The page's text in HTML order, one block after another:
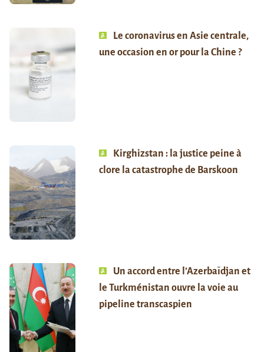
Le coronavirus en Asie centrale,
une occasion en or pour la Chine ?
Kirghizstan : la justice peine à
clore la catastrophe de Barskoon
Un accord entre l’Azerbaïdjan et
le Turkménistan ouvre la voie au
pipeline transcaspien